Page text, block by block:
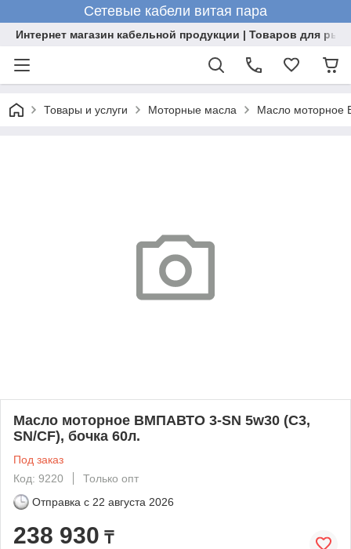
Сетевые кабели витая пара
Интернет магазин кабельной продукции | Товаров для
Товары и услуги Моторные масла Масло моторное
Масло моторное ВМПАВТО 3-SN 5w30 (С3,
SN/CF), бочка 60л.
Под заказ
Код: 9220
Только опт
Отправка с 22 августа 2026
238 930 ₸